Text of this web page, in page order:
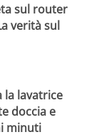
sul router
verità sul
la lavatrice
doccia e
minuti